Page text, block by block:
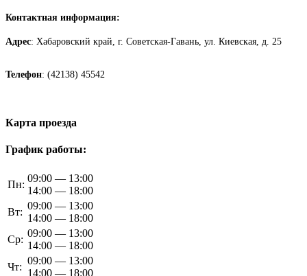
Контактная информация:
Адрес: Хабаровский край, г. Советская-Гавань, ул. Киевская, д. 25
Телефон: (42138) 45542
Карта проезда
График работы:
Пн:
09:00 — 13:00
14:00 — 18:00
Вт:
09:00 — 13:00
14:00 — 18:00
Ср:
09:00 — 13:00
14:00 — 18:00
Чт:
09:00 — 13:00
14:00 — 18:00